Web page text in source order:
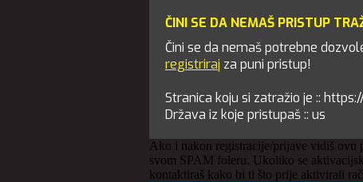
ČINI SE DA NEMAŠ PRISTUP
Čini se da nemaš potrebne
registriraj za puni pristup!
Stranica koju si zatražio je ::
Država iz koje pristupaš :: us
Ako i nakon registracije/prijave vidiš ovu
svom SPAM foleru. Ukoliko se
kontaktiraš kako bi ti što prije aktivirali